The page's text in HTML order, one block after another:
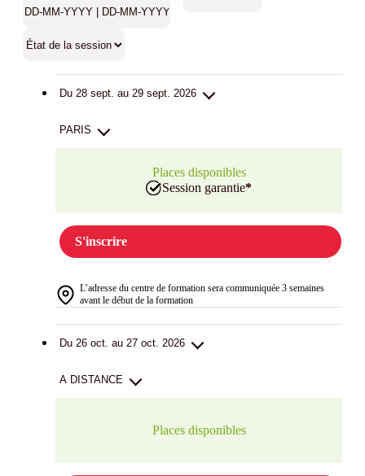
Du 28 sept. au 29 sept. 2026
PARIS
Places disponibles
Session garantie*
S'inscrire
L’adresse du centre de formation sera communiquée 3 semaines
avant le début de la formation
Du 26 oct. au 27 oct. 2026
A DISTANCE
Places disponibles